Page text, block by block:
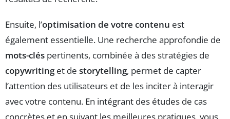
Ensuite, l’optimisation de votre contenu est
également essentielle. Une recherche approfondie de
mots-clés pertinents, combinée à des stratégies de
copywritinget de storytelling, permet de capter
l’attention des utilisateurs et de les inciter à interagir
avec votre contenu. En intégrant des études de cas